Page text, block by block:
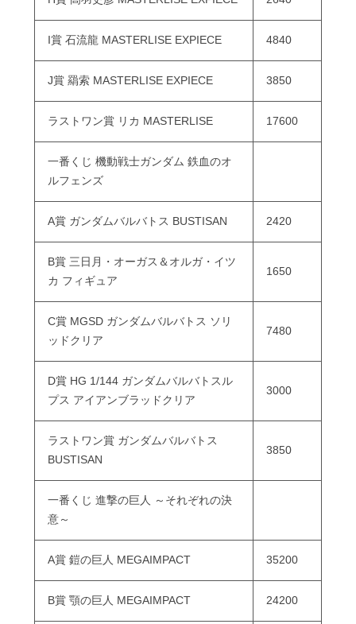
I賞 石流龍 MASTERLISE EXPIECE 4840
J賞 羂索 MASTERLISE EXPIECE 3850
ラストワン賞 リカ MASTERLISE 17600
一番くじ 機動戦士ガンダム 鉄血のオ
ルフェンズ
A賞 ガンダムバルバトス BUSTISAN 2420
B賞 三日月・オーガス＆オルガ・イツ
カ フィギュア
1650
C賞 MGSD ガンダムバルバトス ソリ
ッドクリア
7480
D賞 HG 1/144 ガンダムバルバトスル
プス アイアンブラッドクリア
3000
ラストワン賞 ガンダムバルバトス
BUSTISAN
3850
一番くじ 進撃の巨人 ～それぞれの決
意～
A賞 鎧の巨人 MEGAIMPACT 35200
B賞 顎の巨人 MEGAIMPACT 24200